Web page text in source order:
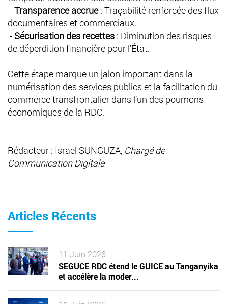
-Transparence accrue: Traçabilité renforcée des flux
documentaires et commerciaux.
- Sécurisation des recettes : Diminution des risques
de déperdition financière pour l'État.
Cette étape marque un jalon important dans la
numérisation des services publics et la facilitation du
commerce transfrontalier dans l’un des poumons
économiques de la RDC.
Rédacteur : Israel SUNGUZA, Chargé de
Communication Digitale
Articles Récents
11 Juin 2026
SEGUCE RDC étend le GUICE au Tanganyika
et accélère la moder...